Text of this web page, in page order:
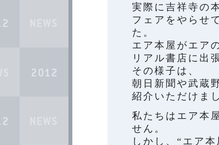
実際に吉祥寺の
フェアをやらせ
た。
エア本屋がエア
リアル書店に出
その様子は、
朝日新聞や武蔵
紹介いただけま
私たちはエア本
せん。
しかし、“エア